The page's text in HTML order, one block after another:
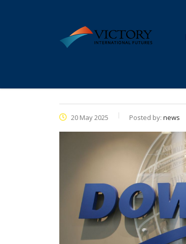
20 May 2025 Posted by: news